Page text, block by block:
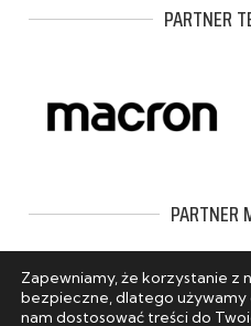
PARTNER
PARTNER
Zapewniamy, że korzystanie z
bezpieczne, dlatego
nam dostosować treści do